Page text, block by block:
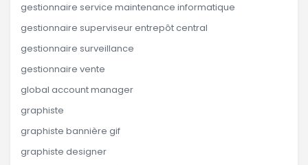
gestionnaire service maintenance informatique
gestionnaire superviseur entrepôt central
gestionnaire surveillance
gestionnaire vente
global account manager
graphiste
graphiste bannière gif
graphiste designer